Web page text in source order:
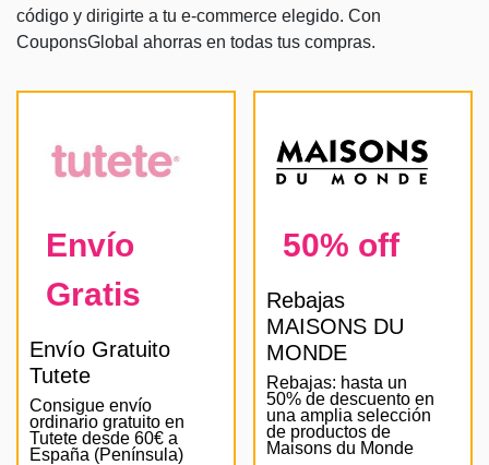
código y dirigirte a tu e-commerce elegido. Con
CouponsGlobal ahorras en todas tus compras.
Envío
Gratis
Envío Gratuito
Tutete
Consigue envío
ordinario gratuito en
Tutete desde 60€ a
España (Península)
50% off
Rebajas
MAISONS DU
MONDE
Rebajas: hasta un
50% de descuento en
una amplia selección
de productos de
Maisons du Monde